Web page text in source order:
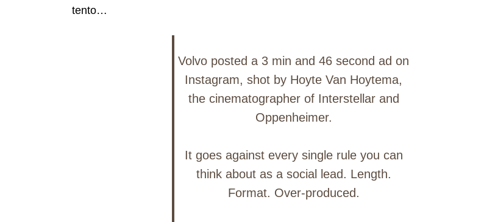
tento…
Volvo posted a 3 min and 46 second ad on
Instagram, shot by Hoyte Van Hoytema,
the cinematographer of Interstellar and
Oppenheimer.
It goes against every single rule you can
think about as a social lead. Length.
Format. Over-produced.